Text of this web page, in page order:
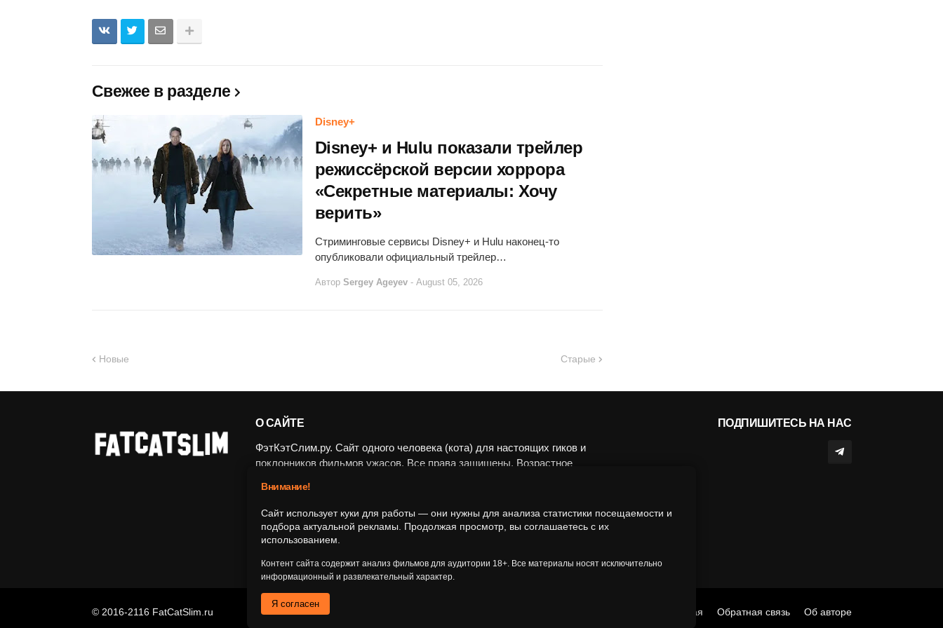
Свежее в разделе
Disney+
Disney+ и Hulu показали трейлер
режиссёрской версии хоррора
«Секретные материалы: Хочу
верить»
Стриминговые сервисы Disney+ и Hulu наконец-то
опубликовали официальный трейлер…
Автор Sergey Ageyev - August 05, 2026
Новые Старые
О САЙТЕ
ФэтКэтСлим.ру. Сайт одного человека (кота) для настоящих гиков и
поклонников фильмов ужасов. Все права защищены. Возрастное
Все материалы представлены исключительно в развлекательных
и аналитических целях. Мы не пропагандируем запрещённые
идеологии, а анализируем художественные произведения в рамках
ПОДПИШИТЕСЬ НА НАС
© 2016-2116 FatCatSlim.ru Главная Обратная связь Об авторе
Внимание!
Сайт использует куки для работы — они нужны для анализа статистики посещаемости и
подбора актуальной рекламы. Продолжая просмотр, вы соглашаетесь с их
использованием.
Контент сайта содержит анализ фильмов для аудитории 18+. Все материалы носят исключительно
информационный и развлекательный характер.
Я согласен